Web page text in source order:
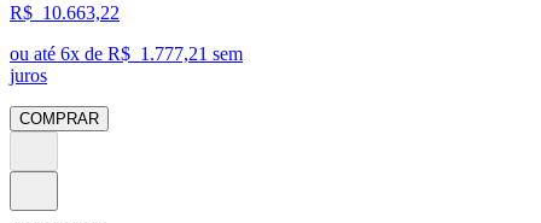
R$ 10.663,22
ou até 6x de R$ 1.777,21 sem
juros
COMPRAR